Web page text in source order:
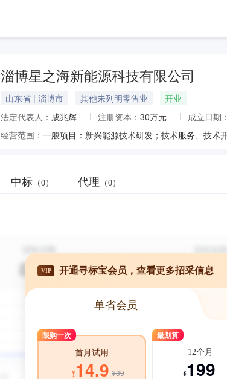
淄博星之海新能源科技有限公司
山东省 | 淄博市 其他未列明零售业
开业
法定代表人： 成兆辉 注册资本： 30万元 成立日期：
经营范围：
中标 （0） 代理 （0）
VIP 开通寻标宝会员，查看更多招采信息
单省会员
限购一次
首月试用
¥14.9 ¥39
最划算
12个月
¥199